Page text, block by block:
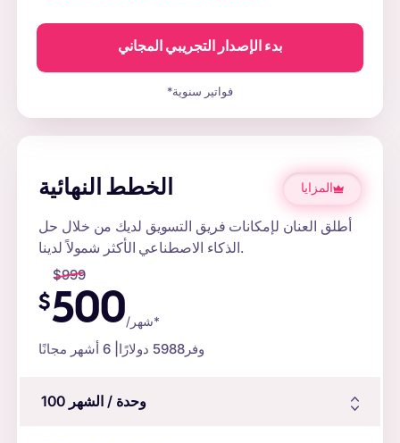
بدء الإصدار التجريبي المجاني
*فواتير سنوية
الخطط النهائية المزايا
أطلق العنان لإمكانات فريق التسويق لديك من خلال حل
الذكاء الاصطناعي الأكثر شمولاً لدينا.
$999
$500 /شهر*
وفر 5988 دولارًا
100 وحدة / الشهر